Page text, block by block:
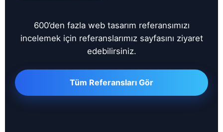
600’den fazla web tasarım referansımızı
incelemek için referanslarımız sayfasını ziyaret
edebilirsiniz.
Tüm Referansları Gör